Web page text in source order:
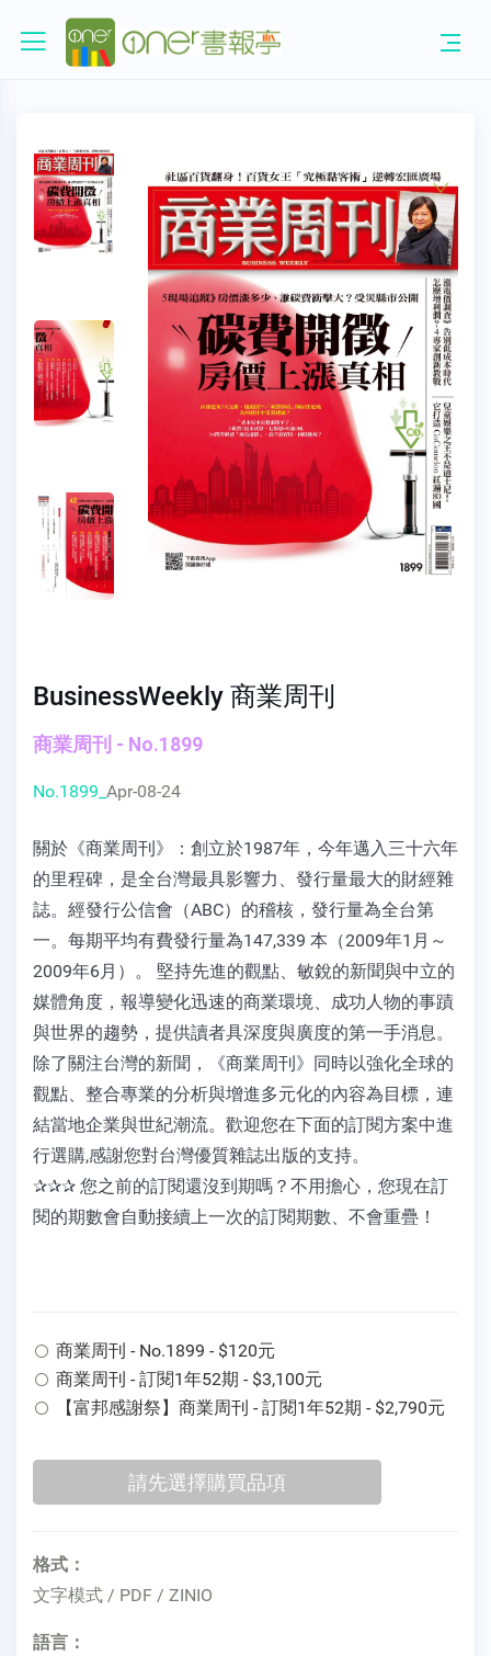
BusinessWeekly 商業周刊
商業周刊 - No.1899
No.1899_ Apr-08-24
關於《商業周刊》：創立於1987年，今年邁入三十六年
的里程碑，是全台灣最具影響力、發行量最大的財經雜
誌。經發行公信會（ABC）的稽核，發行量為全台第
一。每期平均有費發行量為147,339 本（2009年1月～
2009年6月）。 堅持先進的觀點、敏銳的新聞與中立的
媒體角度，報導變化迅速的商業環境、成功人物的事蹟
與世界的趨勢，提供讀者具深度與廣度的第一手消息。
除了關注台灣的新聞，《商業周刊》同時以強化全球的
觀點、整合專業的分析與增進多元化的內容為目標，連
結當地企業與世紀潮流。歡迎您在下面的訂閱方案中進
行選購,感謝您對台灣優質雜誌出版的支持。
✰✰✰ 您之前的訂閱還沒到期嗎？不用擔心，您現在訂
閱的期數會自動接續上一次的訂閱期數、不會重疊！
商業周刊 - No.1899 - $120元
商業周刊 - 訂閱1年52期 - $3,100元
【富邦感謝祭】商業周刊 - 訂閱1年52期 - $2,790元
格式：
文字模式 / PDF / ZINIO
語言：